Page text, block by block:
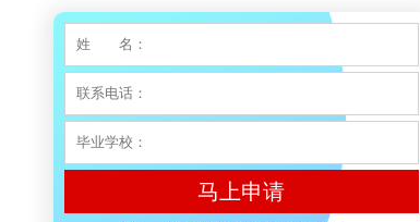
马上申请
王小姐 181****2354
陈先生 158****3306 【申请成功】
李先生 137****1923 【申请成功】
程女士 136****3253 【申请成功】
王小姐 185****2848